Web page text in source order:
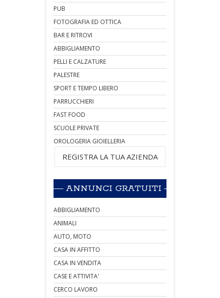
PUB
FOTOGRAFIA ED OTTICA
BAR E RITROVI
ABBIGLIAMENTO
PELLI E CALZATURE
PALESTRE
SPORT E TEMPO LIBERO
PARRUCCHIERI
FAST FOOD
SCUOLE PRIVATE
OROLOGERIA GIOIELLERIA
REGISTRA LA TUA AZIENDA
ANNUNCI GRATUITI
ABBIGLIAMENTO
ANIMALI
AUTO, MOTO
CASA IN AFFITTO
CASA IN VENDITA
CASE E ATTIVITA'
CERCO LAVORO